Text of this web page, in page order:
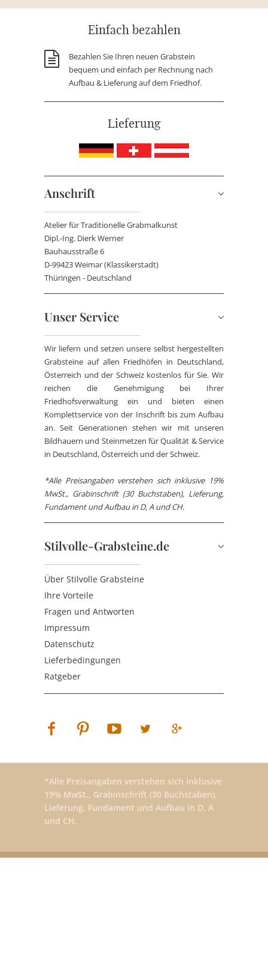
Einfach bezahlen
Bezahlen Sie Ihren neuen Grabstein
bequem und einfach per Rechnung nach
Aufbau & Lieferung auf dem Friedhof.
Lieferung
Anschrift
Atelier für Traditionelle Grabmalkunst
Dipl.-Ing. Dierk Werner
Bauhausstraße 6
D-99423 Weimar (Klassikerstadt)
Thüringen - Deutschland
Unser Service
Wir liefern und setzen unsere selbst hergestellten
Grabsteine auf allen Friedhöfen in Deutschland,
Österreich und der Schweiz kostenlos für Sie. Wir
reichen die Genehmigung bei Ihrer
Friedhofsverwaltung ein und bieten einen
Komplettservice von der Inschrift bis zum Aufbau
an. Seit Generationen stehen wir mit unseren
Bildhauern und Steinmetzen für Qualität & Service
in Deutschland, Österreich und der Schweiz.
*Alle Preisangaben verstehen sich inklusive 19%
MwSt., Grabinschrift (30 Buchstaben), Lieferung,
Fundament und Aufbau in D, A und CH.
Stilvolle-Grabsteine.de
Über Stilvolle Grabsteine
Ihre Vorteile
Fragen und Antworten
Impressum
Datenschutz
Lieferbedingungen
Ratgeber
*Alle Preisangaben verstehen sich inklusive
19% MwSt., Grabinschrift (30 Buchstaben),
Lieferung, Fundament und Aufbau in D, A
und CH.